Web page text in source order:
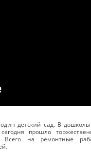
детский сад. В
прошло
Всего на ремонтные